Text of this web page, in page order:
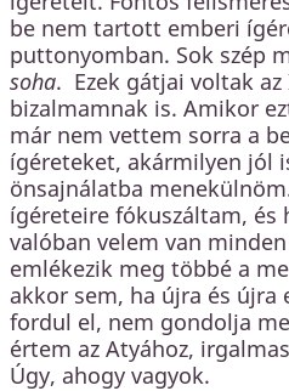
be nem tartott emberi
puttonyomban. Sok szép
soha. Ezek gátjai voltak
bizalmamnak is. Amikor
már nem vettem sorra a
ígéreteket, akármilyen jól
önsajnálatba
ígéreteire fókuszáltam, és
valóban velem van
emlékezik meg többé a
akkor sem, ha újra és
fordul el, nem gondolja
értem az Atyához,
Úgy, ahogy vagyok.